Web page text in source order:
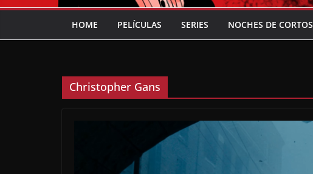
HOME PELÍCULAS SERIES NOCHES DE CORTOS
Christopher Gans